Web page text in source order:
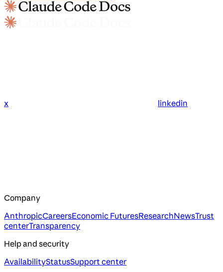
x linkedin
Company
AnthropicCareersEconomic FuturesResearchNewsTrust
centerTransparency
Help and security
AvailabilityStatusSupport center